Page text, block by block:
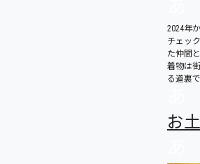
2024年
チェッ
た仲間
着物は
る道裏
お